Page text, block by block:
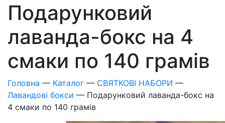
Подарунковий
лаванда-бокс на 4
смаки по 140 грамів
Головна — Каталог — СВЯТКОВІ НАБОРИ —
Лавандові бокси — Подарунковий лаванда-бокс на
4 смаки по 140 грамів